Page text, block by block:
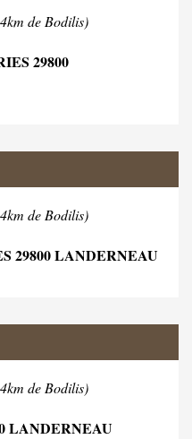
de Bodilis)
29800
de Bodilis)
29800 LANDERNEAU
de Bodilis)
LANDERNEAU